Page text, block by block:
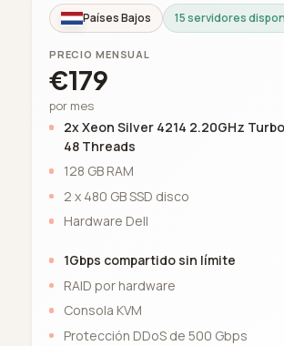
Países Bajos 15 servidores
PRECIO MENSUAL
€179
por mes
2x Xeon Silver 4214 2.20GHz
48 Threads
128 GB RAM
2 x 480 GB SSD disco
Hardware Dell
1Gbps compartido sin límite
RAID por hardware
Consola KVM
Protección DDoS de 500 Gbps